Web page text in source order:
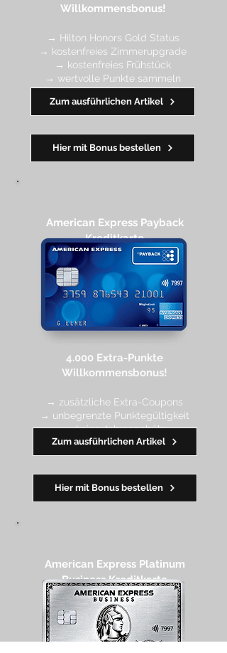
Willkommensbonus!
→ Hilton Honors Gold Status
→ kostenfreies Zimmerupgrade
→ kostenfreies Frühstück
→ wertvolle Punkte sammeln
→ Early Check-in + Late Check-out
━━━━━━━
Hier mit Bonus bestellen
Zum ausführlichen Artikel
American Express Payback
Kreditkarte​
4.000 Extra-Punkte
Willkommensbonus!
→ zusätzliche Extra-Coupons
→ unbegrenzte Punktegültigkeit
→ keine Jahresgebühr
━━━━━━━
Hier mit Bonus bestellen
Zum ausführlichen Artikel
American Express Platinum
Business Kreditkarte​